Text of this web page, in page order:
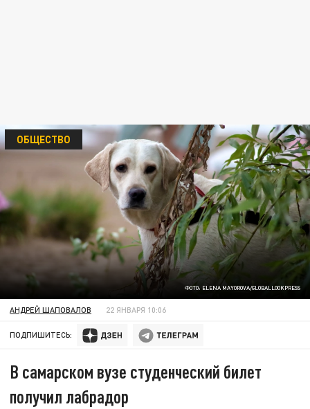
ФОТО: ELENA MAYOROVA/GLOBALLOOKPRESS
ОБЩЕСТВО
АНДРЕЙ ШАПОВАЛОВ 22 ЯНВАРЯ 10:06
ПОДПИШИТЕСЬ:
В самарском вузе студенческий билет
получил лабрадор